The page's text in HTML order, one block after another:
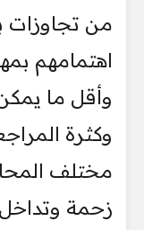
من
اهتمامهم
وأقل ما
وكثرة
مختلف
زحمة